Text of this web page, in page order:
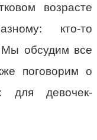
возрасте
кто-то
Мы обсудим все
поговорим о
для девочек-